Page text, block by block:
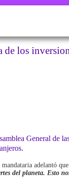
de los
General de
adelantó
del planeta. Esto